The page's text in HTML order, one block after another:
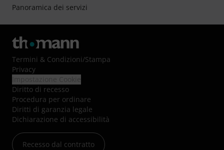
Panoramica dei servizi
Termini & Condizioni/Stampa
Privacy
Diritto di recesso
Procedura per ordinare
Diritti di garanzia legale
Dichiarazione di accessibilità
Recesso dal contratto